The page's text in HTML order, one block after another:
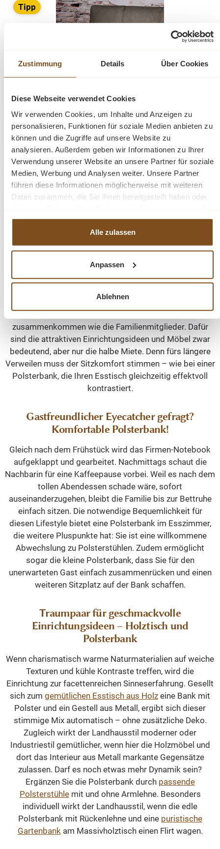
Zustimmung Details Über Cookies
Diese Webseite verwendet Cookies
Wir verwenden Cookies, um Inhalte und Anzeigen zu
personalisieren, Funktionen für soziale Medien anbieten zu
können und die Zugriffe auf unsere Website zu
analysieren. Außerdem geben wir Informationen zu Ihrer
Verwendung unserer Website an unsere Partner für soziale
Medien, Werbung und Analysen weiter. Unsere Partner
führen diese Informationen möglicherweise mit weiteren
Daten zusammen, die Sie ihnen bereitgestellt haben oder
haben.
Alle zulassen
Anpassen
Ablehnen
Tipp
Sitzbank Belmonte 155-185 cm verschiedene
Farben
Verkaufspreis:
Ab 609,00 € Regulärer Preis:
679,00 € (10% gespart)
Preise inkl. MwSt. zzgl. Versandkosten
Vergleichen
Details
Polsterbänke für Ihr Esszimmer mit
magischer Anziehungskraft
nichts über einen charmanten Treffpunkt für die
zusammenkommen wie die Familienmitglieder. Dafür
sind die attraktiven Einrichtungsideen und Möbel zwar
bedeutend, aber nur die halbe Miete. Denn fürs längere
Verweilen muss der Sitzkomfort stimmen – wie bei einer
Polsterbank, die Ihren Esstisch gleichzeitig effektvoll
kontrastiert.
Gastfreundlicher Eyecatcher gefragt?
Komfortable Polsterbank!
Gleich nach dem Frühstück wird das Firmen-Notebook
aufgeklappt und gearbeitet. Nachmittags schaut die
Nachbarin für eine Kaffeepause vorbei. Weil es nach dem
tollen Abendessen schade wäre, sofort
auseinanderzugehen, bleibt die Familie bis zur Bettruhe
einfach sitzen. Die notwendige Bequemlichkeit für
diesen Lifestyle bietet eine Polsterbank im Esszimmer,
die weitere Pluspunkte hat: Sie ist eine willkommene
Abwechslung zu Polsterstühlen. Zudem ermöglicht
sogar die kleine Polsterbank, dass Sie für den
unerwarteten Gast einfach zusammenrücken und einen
weiteren Sitzplatz auf der Bank schaffen.
Traumpaar für geschmackvolle
Einrichtungsideen – Holztisch und
Polsterbank
Wenn charismatisch warme Naturmaterialien auf weiche
Texturen und kühle Kontraste treffen, wird die
Einrichtung zur facettenreichen Sinneserfahrung. Gesellt
sich zum gemütlichen Esstisch aus Holz eine Bank mit
Polster und ein Gestell aus Metall, ergibt sich dieser
stimmige Mix automatisch – ohne zusätzliche Deko.
Zugleich wirkt der Landhausstil moderner oder
Industriestil gemütlicher, wenn hier die Holzmöbel und
dort das Interieur aus Metall markante Gegensätze
zulassen. Darf es noch etwas mehr Dynamik sein?
Ergänzen Sie die Polsterbank durch passende
Polsterstühlemit und ohne Armlehne. Besonders
individuell wirkt der Landhausstil, wenn die edle
Polsterbank mit Rückenlehne und eine puristische
Gartenbankam Massivholztisch einen Flirt wagen.